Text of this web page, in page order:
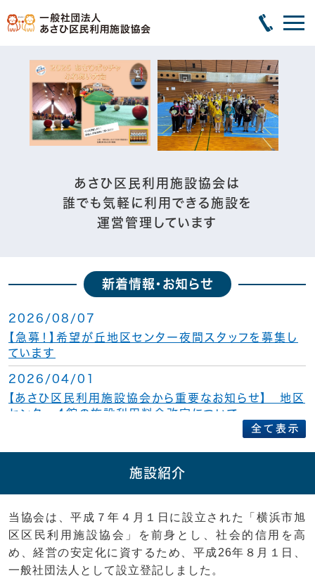
あさひ区民利用施設協会は
誰でも気軽に利用できる施設を
運営管理しています
新着情報・お知らせ
2026/08/07
【急募！】希望が丘地区センター夜間スタッフを募集し
ています
2026/04/01
【あさひ区民利用施設協会から重要なお知らせ】 地区
センター４館の施設利用料金改定について
施設紹介
当協会は、平成７年４月１日に設立された「横浜市旭
区区民利用施設協会」を前身とし、社会的信用を高
め、経営の安定化に資するため、平成26年８月１日、
一般社団法人として設立登記しました。